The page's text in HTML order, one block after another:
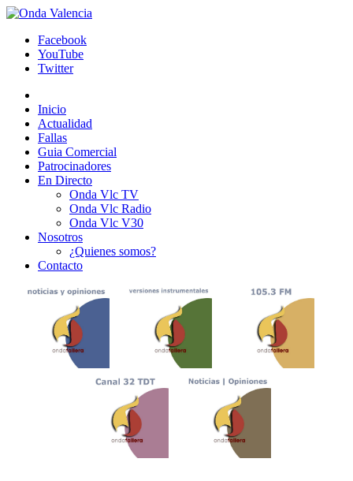
Facebook
YouTube
Twitter
Inicio
Actualidad
Fallas
Guia Comercial
Patrocinadores
En Directo
Onda Vlc TV
Onda Vlc Radio
Onda Vlc V30
Nosotros
¿Quienes somos?
Contacto